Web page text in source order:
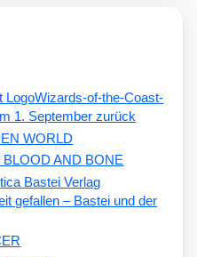
Wizards-of-the-Coast-
1. September zurück
WORLD
AND BONE
gefallen – Bastei und der